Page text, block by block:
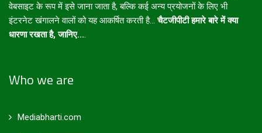
वेबसाइट के रूप में इसे जाना जाता है, बल्कि कई अन्य प्रयोजनों के लिए भी
इंटरनेट खंगालने वालों को यह आकर्षित करती है... चैटजीपीटी हमारे बारे में क्या
धारणा रखता है, जानिए....
Who we are
Mediabharti.com